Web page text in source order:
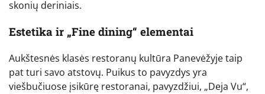
skonių deriniais.
Estetika ir „Fine dining“ elementai
Aukštesnės klasės restoranų kultūra Panevėžyje taip
pat turi savo atstovų. Puikus to pavyzdys yra
viešbučiuose įsikūrę restoranai, pavyzdžiui, „Deja Vu“,